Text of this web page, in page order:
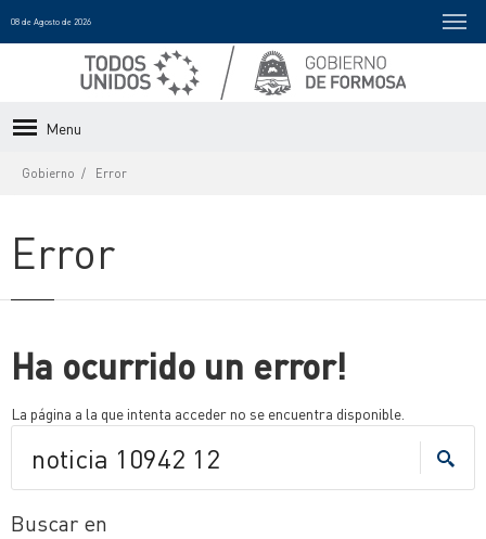
08 de Agosto de 2026
Menu
Gobierno Error
Error
Ha ocurrido un error!
La página a la que intenta acceder no se encuentra disponible.
Buscar en